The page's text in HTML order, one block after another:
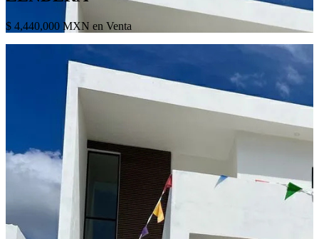
$ 4,440,000 MXN en Venta